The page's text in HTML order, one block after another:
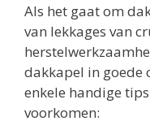
Als het gaat om
van lekkages van
dakkapel in goede
enkele handige
voorkomen: